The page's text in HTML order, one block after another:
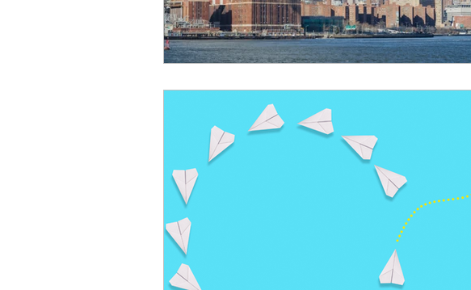
Privacy Leadership Future of Work
Intelligenza Artificiale